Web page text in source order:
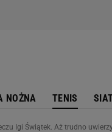
NOŻNA TENIS
Igi Świątek. Aż trudno